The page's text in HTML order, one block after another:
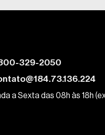
329-2050
a Sexta das 08h às 18h